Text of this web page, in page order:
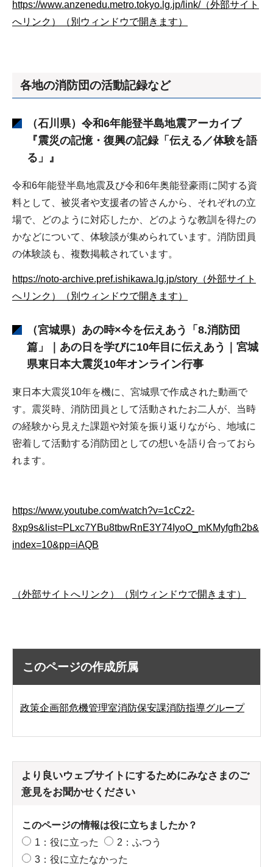
https://www.anzenedu.metro.tokyo.lg.jp/link/（外部サイト
へリンク）（別ウィンドウで開きます）
各地の消防団の活動記録など
（石川県）令和6年能登半島地震アーカイブ
『震災の記憶・復興の記録「伝える／体験を語
る」』
令和6年能登半島地震及び令和6年奥能登豪雨に関する資
料として、被災者や支援者の皆さんから、それぞれの立
場で、どのように対応したか、どのような教訓を得たの
かなどについて、体験談が集められています。消防団員
の体験談も、複数掲載されています。
https://noto-archive.pref.ishikawa.lg.jp/story（外部サイト
へリンク）（別ウィンドウで開きます）
（宮城県）あの時×今を伝えあう「8.消防団
篇」｜あの日を学びに10年目に伝えあう｜宮城
県東日本大震災10年オンライン行事
東日本大震災10年を機に、宮城県で作成された動画で
す。震災時、消防団員として活動されたお二人が、当時
の経験から見えた課題や対策を振り返りながら、地域に
密着して活動する消防団としての想いを語り合っておら
れます。
https://www.youtube.com/watch?v=1cCz2-
8xp9s&list=PLxc7YBu8tbwRnE3Y74IyoO_mKMyfgfh2b&
index=10&pp=iAQB
（外部サイトへリンク）（別ウィンドウで開きます）
このページの作成所属
政策企画部危機管理室消防保安課消防指導グループ
より良いウェブサイトにするためにみなさまのご
意見をお聞かせください
このページの情報は役に立ちましたか？
1：役に立った
2：ふつう
3：役に立たなかった